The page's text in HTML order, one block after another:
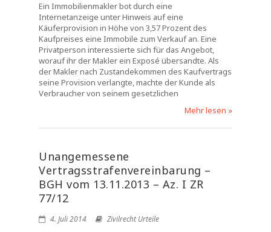
Ein Immobilienmakler bot durch eine
Internetanzeige unter Hinweis auf eine
Käuferprovision in Höhe von 3,57 Prozent des
Kaufpreises eine Immobile zum Verkauf an. Eine
Privatperson interessierte sich für das Angebot,
worauf ihr der Makler ein Exposé übersandte. Als
der Makler nach Zustandekommen des Kaufvertrags
seine Provision verlangte, machte der Kunde als
Verbraucher von seinem gesetzlichen
Mehr lesen »
Unangemessene
Vertragsstrafenvereinbarung –
BGH vom 13.11.2013 – Az. I ZR
77/12
4. Juli 2014 Zivilrecht Urteile